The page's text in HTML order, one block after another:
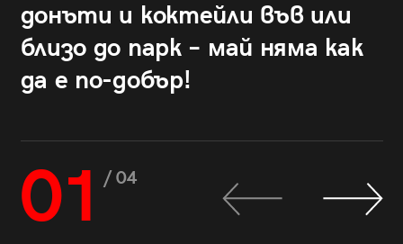
донъти и коктейли във или
близо до парк – май няма как
да е по-добър!
01 / 04